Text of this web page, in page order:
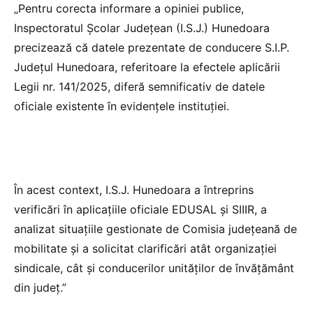
„Pentru corecta informare a opiniei publice,
Inspectoratul Școlar Județean (I.S.J.) Hunedoara
precizează că datele prezentate de conducere S.I.P.
Județul Hunedoara, referitoare la efectele aplicării
Legii nr. 141/2025, diferă semnificativ de datele
oficiale existente în evidențele instituției.
În acest context, I.S.J. Hunedoara a întreprins
verificări în aplicațiile oficiale EDUSAL și SIIIR, a
analizat situațiile gestionate de Comisia județeană de
mobilitate și a solicitat clarificări atât organizației
sindicale, cât și conducerilor unităților de învățământ
din județ.”